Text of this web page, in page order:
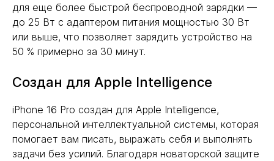
для еще более быстрой беспроводной зарядки —
до 25 Вт с адаптером питания мощностью 30 Вт
или выше, что позволяет зарядить устройство на
50 % примерно за 30 минут.
Создан для Apple Intelligence
iPhone 16 Pro создан для Apple Intelligence,
персональной интеллектуальной системы, которая
помогает вам писать, выражать себя и выполнять
задачи без усилий. Благодаря новаторской защите